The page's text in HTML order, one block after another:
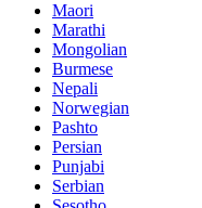
Maori
Marathi
Mongolian
Burmese
Nepali
Norwegian
Pashto
Persian
Punjabi
Serbian